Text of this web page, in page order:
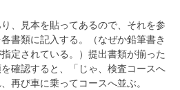
、見本を貼ってあるので、それを参
書類に記入する。（なぜか鉛筆書き
定されている。）提出書類が揃った
確認すると、「じゃ、検査コースへ
再び車に乗ってコースへ並ぶ。